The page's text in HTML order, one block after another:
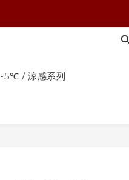
-5℃ / 涼感系列